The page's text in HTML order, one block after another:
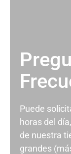
Puede
horas del
de nuestra
grandes